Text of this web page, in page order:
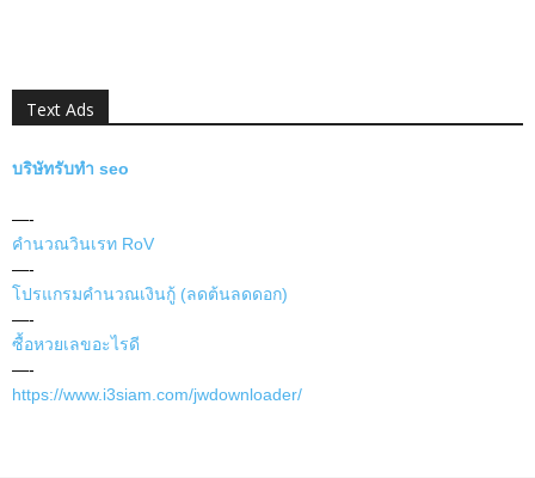
Text Ads
บริษัทรับทำ seo
—-
คำนวณวินเรท RoV
—-
โปรแกรมคำนวณเงินกู้ (ลดต้นลดดอก)
—-
ซื้อหวยเลขอะไรดี
—-
https://www.i3siam.com/jwdownloader/